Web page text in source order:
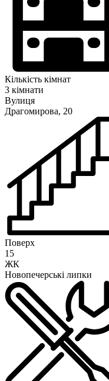
Кількість кімнат
3 кімнати
Вулиця
Драгомирова, 20
Поверх
15
ЖК
Новопечерські липки